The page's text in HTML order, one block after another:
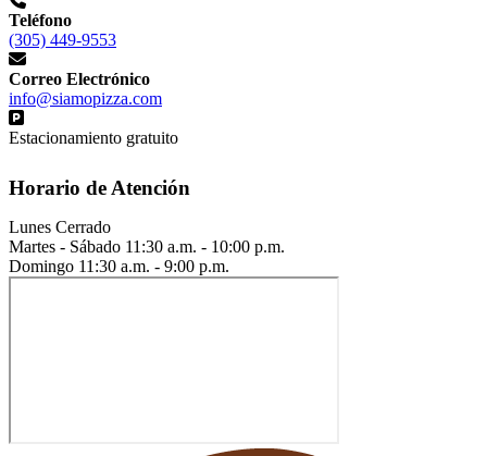
Teléfono
(305) 449-9553
Correo Electrónico
info@siamopizza.com
Estacionamiento gratuito
Horario de Atención
Lunes Cerrado
Martes - Sábado 11:30 a.m. - 10:00 p.m.
Domingo 11:30 a.m. - 9:00 p.m.